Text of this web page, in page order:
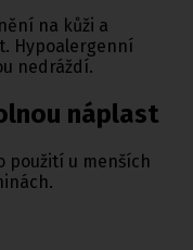
na kůži a
Hypoalergenní
nedráždí.
náplast
použití u menších